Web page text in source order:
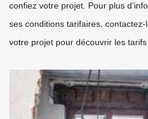
confiez votre projet. Pour plus
ses conditions tarifaires,
votre projet pour découvrir les tarifs